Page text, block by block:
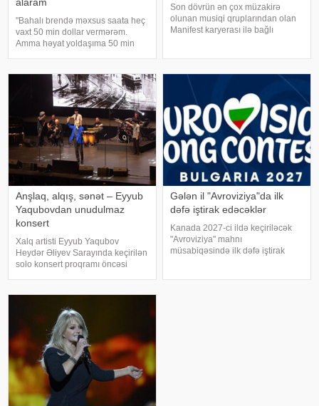
"Bahalı brendə məxsus saata heç
vaxt 50 min dollar vermərəm.
Amma həyat yoldaşıma 50 min
istinadən xəbər verir ki, bu sözləri
Xalq artisti Emin Ağalaro
Son dövrün ən çox müzakirə
olunan musiqi qruplarından olan
Manifest karyerası ilə bağlı
Tolqa Akış üzvlərin sentyabr
ayında İstanbuldak
Anşlaq, alqış, sənət – Eyyub
Yaqubovdan unudulmaz
konsert
Xalq artisti Eyyub Yaqubov
Heydər Əliyev Sarayında keçirilən
solo konsert proqramı öncəsi
fikirlərini bölüşüb. xəbər verir ki,
sənətkarın sözlərin
Gələn il "Avroviziya"da ilk
dəfə iştirak edəcəklər
Kanada 2027-ci ildə keçiriləcək
"Avroviziya" mahnı
müsabiqəsində ilk dəfə iştirak